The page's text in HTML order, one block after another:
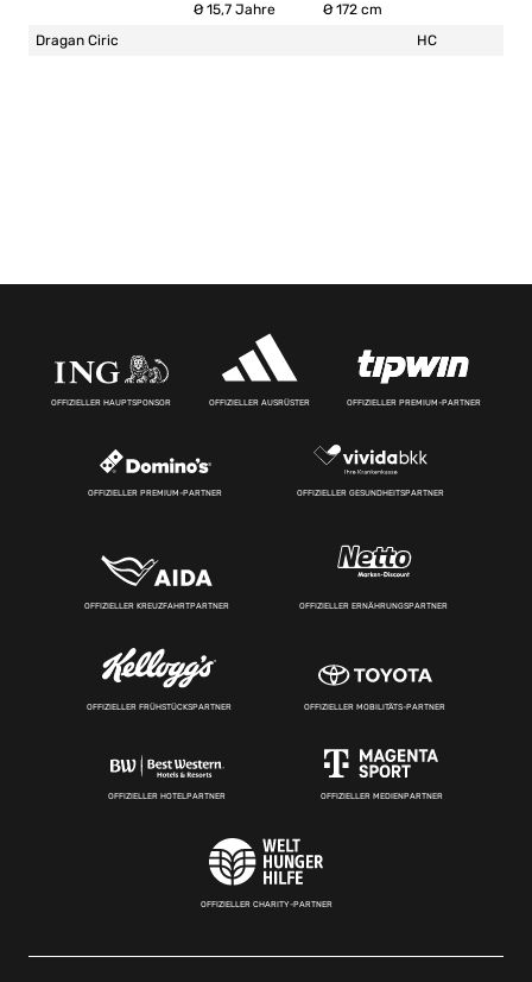
Ø 15,7 Jahre
Ø 172 cm
Dragan Ciric
HC
OFFIZIELLER HAUPTSPONSOR OFFIZIELLER AUSRÜSTER OFFIZIELLER PREMIUM-PARTNER
OFFIZIELLER PREMIUM-PARTNER OFFIZIELLER GESUNDHEITSPARTNER
OFFIZIELLER KREUZFAHRTPARTNER OFFIZIELLER ERNÄHRUNGSPARTNER
OFFIZIELLER FRÜHSTÜCKSPARTNER OFFIZIELLER MOBILITÄTS-PARTNER
OFFIZIELLER HOTELPARTNER OFFIZIELLER MEDIENPARTNER
OFFIZIELLER CHARITY-PARTNER